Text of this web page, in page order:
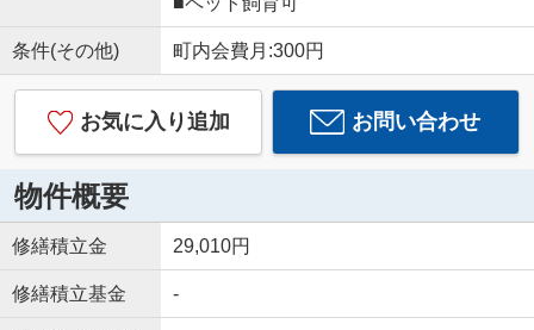
条件(その他) 町内会費月:300円
お気に入り追加 お問い合わせ
物件概要
修繕積立金 29,010円
修繕積立基金 -